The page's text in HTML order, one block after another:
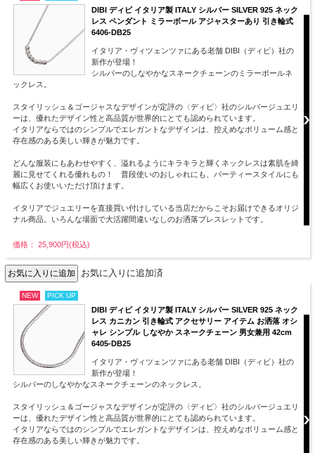
DIBI ディビ イタリア製 ITALY シルバー SILVER 925 ネック
レス ペンダント ミラーボール アジャスターあり 引き輪式
6406-DB25
イタリア・ヴィツェンツァにある老舗 DIBI（ディビ）社の
新作が登場！
シルバーのしなやかなスネークチェーンのミラーボールネ
ックレス。
スタイリッシュ＆ゴージャスなデザインが定評の〈ディビ〉社のシルバージュエリ
ーは、優れたデザイン性と高品質が世界的にとても認められています。
イタリアならではのシンプルでエレガントなデザインは、控えめなボリューム感と
存在感のある美しい輝きが魅力です。
どんな服装にもあわせやすく、溢れるようにキラキラと輝くネックレスは素肌を綺
麗に見せてくれる優れもの！ 普段使いのおしゃれにも、パーティースタイルにも
幅広くお使いいただけ頂けます。
イタリアでジュエリーを直接買い付けしている当店だからこそお届けできるオリジ
ナル商品。いろんな場面で大活躍間違いなしのお洒落ブレスレットです。
価格： 25,900円(税込)
お気に入りに追加済
NEW PICK UP
DIBI ディビ イタリア製 ITALY シルバー SILVER 925 ネック
レス カニカン 引き輪式 アクセサリー アイテム お洒落 オシ
ャレ シンプル しなやか スネークチェーン 男女兼用 42cm
6405-DB25
イタリア・ヴィツェンツァにある老舗 DIBI（ディビ）社の
新作が登場！
シルバーのしなやかなスネークチェーンのネックレス。
スタイリッシュ＆ゴージャスなデザインが定評の〈ディビ〉社のシルバージュエリ
ーは、優れたデザイン性と高品質が世界的にとても認められています。
イタリアならではのシンプルでエレガントなデザインは、控えめなボリューム感と
存在感のある美しい輝きが魅力です。